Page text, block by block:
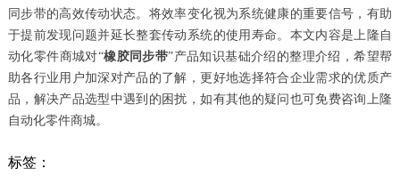
同步带的高效传动状态。将效率变化视为系统健康的重要信号，有助
于提前发现问题并延长整套传动系统的使用寿命。本文内容是上隆自
动化零件商城对“橡胶同步带”产品知识基础介绍的整理介绍，希望帮
助各行业用户加深对产品的了解，更好地选择符合企业需求的优质产
品，解决产品选型中遇到的困扰，如有其他的疑问也可免费咨询上隆
自动化零件商城。
标签：